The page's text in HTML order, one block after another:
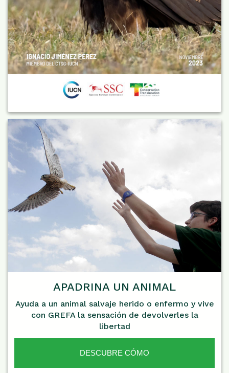
APADRINA UN ANIMAL
Ayuda a un animal salvaje herido o enfermo y vive
con GREFA la sensación de devolverles la
libertad
DESCUBRE CÓMO